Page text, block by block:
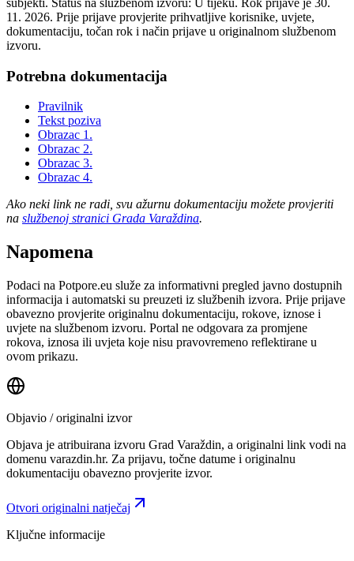
subjekti. Status na službenom izvoru: U tijeku. Rok prijave je 30.
11. 2026. Prije prijave provjerite prihvatljive korisnike, uvjete,
dokumentaciju, točan rok i način prijave u originalnom službenom
izvoru.
Potrebna dokumentacija
Pravilnik
Tekst poziva
Obrazac 1.
Obrazac 2.
Obrazac 3.
Obrazac 4.
Ako neki link ne radi, svu ažurnu dokumentaciju možete provjeriti
na službenoj stranici Grada Varaždina.
Napomena
Podaci na Potpore.eu služe za informativni pregled javno dostupnih
informacija i automatski su preuzeti iz službenih izvora. Prije prijave
obavezno provjerite originalnu dokumentaciju, rokove, iznose i
uvjete na službenom izvoru. Portal ne odgovara za promjene
rokova, iznosa ili uvjeta koje nisu pravovremeno reflektirane u
ovom prikazu.
Objavio / originalni izvor
Objava je atribuirana izvoru Grad Varaždin, a originalni link vodi na
domenu varazdin.hr. Za prijavu, točne datume i originalnu
dokumentaciju obavezno provjerite izvor.
Otvori originalni natječaj
Ključne informacije